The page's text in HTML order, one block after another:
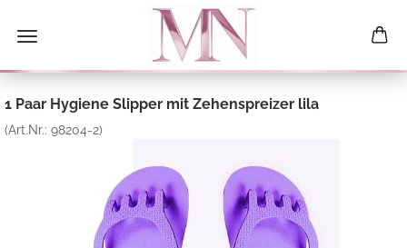
1 Paar Hygiene Slipper mit Zehenspreizer lila
(Art.Nr.: 98204-2)